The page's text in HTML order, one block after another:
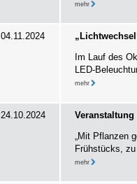
mehr
04.11.2024
Im Lauf des
LED-
mehr
24.10.2024
„Mit Pflanzen
Frühstücks,
mehr